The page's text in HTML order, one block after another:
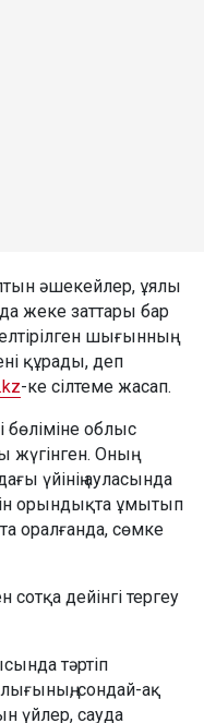
әшекейлер, ұялы
жеке заттары бар
шығынның
құрады, деп
-ке сілтеме жасап.
бөліміне облыс
жүгінген. Оның
үйінің ауласында
орындықта ұмытып
оралғанда, сөмке
дейінгі тергеу
тәртіп
сондай-ақ
үйлер, сауда